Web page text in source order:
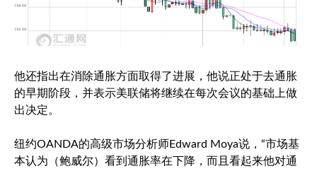
他还指出在消除通胀方面取得了进展，他说正处于去通胀
的早期阶段，并表示美联储将继续在每次会议的基础上做
出决定。
纽约OANDA的高级市场分析师Edward Moya说，“市场基
本认为（鲍威尔）看到通胀率在下降，而且看起来他对通